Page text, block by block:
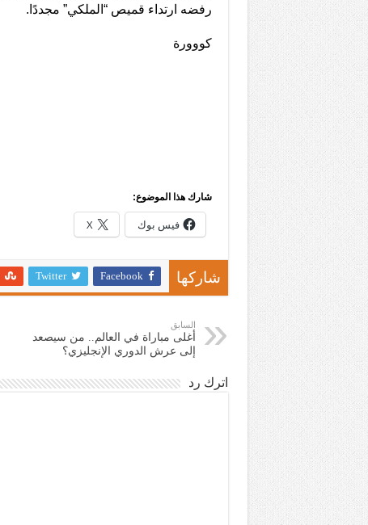
رفضه ارتداء قميص “الملكي” مجددًا.
كووورة
شارك هذا الموضوع:
فيس بوك X
شاركها Facebook
Twitter
السابق
أغلى مباراة في العالم.. من سيصعد
إلى عرش الدوري الإنجليزي؟
اترك رد